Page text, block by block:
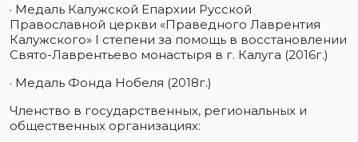
· Медаль Калужской Епархии Русской
Православной церкви «Праведного Лаврентия
Калужского» I степени за помощь в восстановлении
Свято-Лаврентьево монастыря в г. Калуга (2016г.)
· Медаль Фонда Нобеля (2018г.)
Членство в государственных, региональных и
общественных организациях: